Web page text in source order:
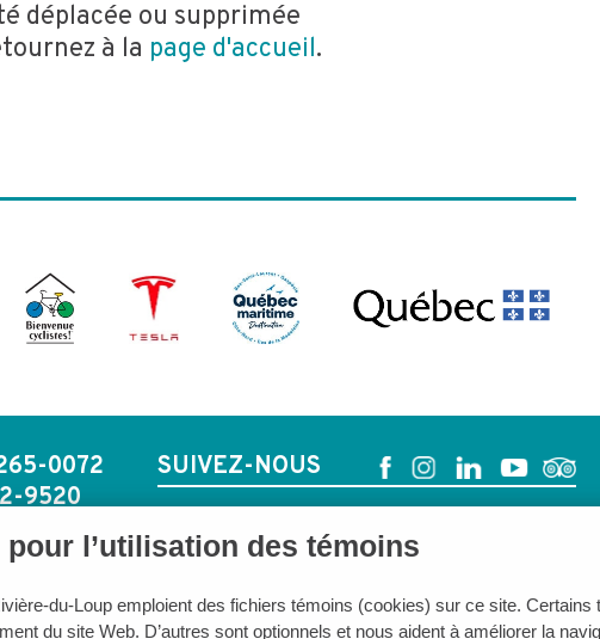
déplacée ou supprimée
à la page d'accueil.
0072
9520
SUIVEZ-NOUS
l’utilisation des témoins
du-Loup emploient des fichiers témoins (cookies) sur ce site. Certains
du site Web. D’autres sont optionnels et nous aident à améliorer la